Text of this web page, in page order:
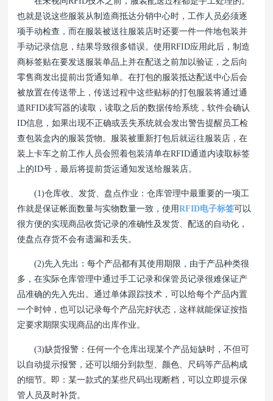
也就是说这些服装从制造商抵达分销中心时，工作人员必须逐
项手动检查，而在服装被送往服装店时还要一件一件地包装并
手动记录信息，结果导致很多错误。使用RFID应用此后，制造
商标签贴在要发送服装单品上并在配送之前加以验证，之后向
零售商发出提前出货通知单。在打包的服装抵达配送中心后会
被放置在传送带上，传送过程中这些贴标的打包服装将通过通
道RFID读写器的读取，读取之后的数据传给系统，软件会确认
ID信息，如果出现不正确或丢失系统就会发出警告提醒员工检
查包装盒内的服装货物。服装被重新打包后就运往服装店，在
装上卡车之前工作人员会照着包装清单在RFID通道内读取标签
上的ID号，最后将提前货运通知发送给服装店。
(1)仓库收、发货、盘点作业：仓库管理中最重要的一项工
作就是保证帐面数量与实物数量一致，使用RFID电子标签可以
很方便的实现商品收货记录的准确性及发货、配送的自动化，
使盘点存货不会有遗漏和丢失。
(2)先入先出：每个产品都有其使用期限，由于产品种类很
多，在实际仓库管理中通过手工记录和保管员记录很难保证产
品准确的先入先出。通过单体跟踪技术，可以给每个产品内置
一个时钟，也可以记录每个产品完好状态，这样就能保证按指
定要求期限实现商品的出库作业。
(3)缺货报警：任何一个仓库出现某个产品短缺时，不但可
以自动提示报警，还可以细分到款型、颜色、尺码等产品构成
的细节。即：某一款式的某些尺码出现断档，可以立即提示保
管人员及时补货。